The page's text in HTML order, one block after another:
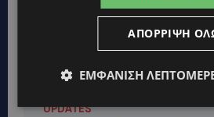
ΔΗΜΟΣ ΛΑΤΣΙΩΝ – ΓΕΡΙΟΥ:
δέσμευση από το Κράτος
UPDATES
ΑΠΌΡΡΙΨΗ
ΕΜΦΆΝΙΣΗ